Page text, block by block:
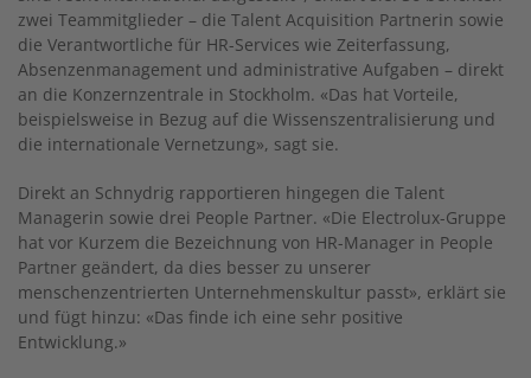
zwei Teammitglieder – die Talent Acquisition Partnerin sowie
die Verantwortliche für HR-Services wie Zeiterfassung,
Absenzenmanagement und administrative Aufgaben – direkt
an die Konzernzentrale in Stockholm. «Das hat Vorteile,
beispielsweise in Bezug auf die Wissenszentralisierung und
die internationale Vernetzung», sagt sie.
Direkt an Schnydrig rapportieren hingegen die Talent
Managerin sowie drei People Partner. «Die Electrolux-Gruppe
hat vor Kurzem die Bezeichnung von HR-Manager in People
Partner geändert, da dies besser zu unserer
menschenzentrierten Unternehmenskultur passt», erklärt sie
und fügt hinzu: «Das finde ich eine sehr positive
Entwicklung.»